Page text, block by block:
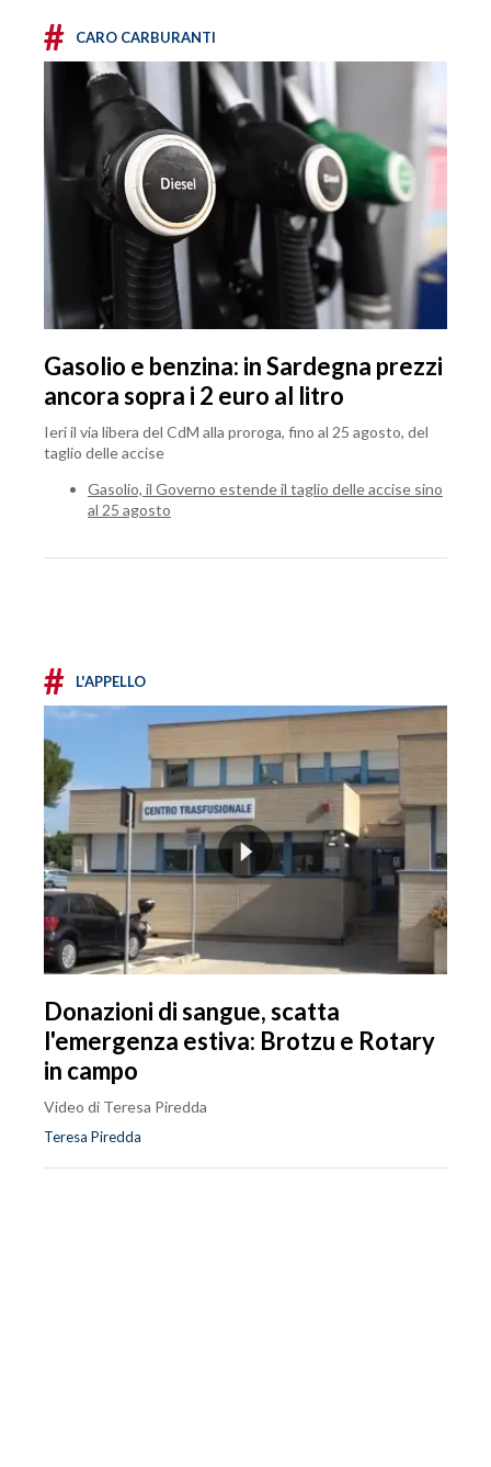
# CARO CARBURANTI
Gasolio e benzina: in Sardegna prezzi
ancora sopra i 2 euro al litro
Ieri il via libera del CdM alla proroga, fino al 25 agosto, del
taglio delle accise
Gasolio, il Governo estende il taglio delle accise sino
al 25 agosto
# L'APPELLO
Donazioni di sangue, scatta
l'emergenza estiva: Brotzu e Rotary
in campo
Video di Teresa Piredda
Teresa Piredda